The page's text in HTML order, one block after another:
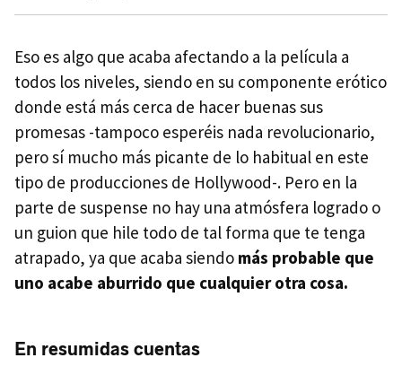
Eso es algo que acaba afectando a la película a
todos los niveles, siendo en su componente erótico
donde está más cerca de hacer buenas sus
promesas -tampoco esperéis nada revolucionario,
pero sí mucho más picante de lo habitual en este
tipo de producciones de Hollywood-. Pero en la
parte de suspense no hay una atmósfera logrado o
un guion que hile todo de tal forma que te tenga
atrapado, ya que acaba siendo más probable que
uno acabe aburrido que cualquier otra cosa.
En resumidas cuentas